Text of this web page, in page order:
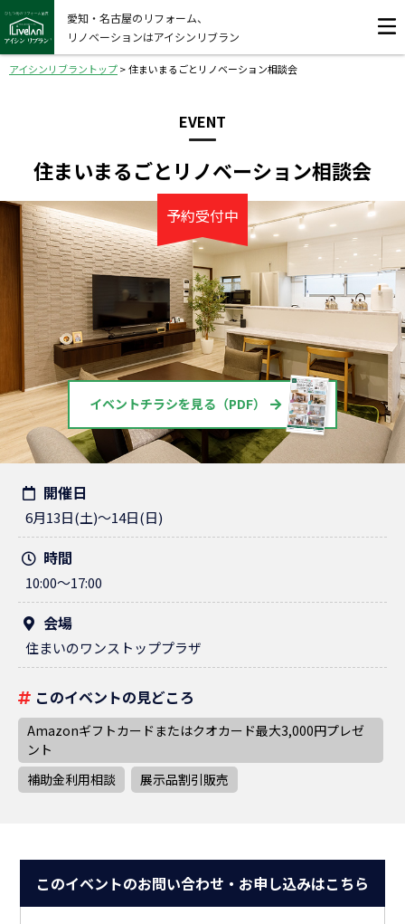
愛知・名古屋のリフォーム、
リノベーションはアイシンリブラン
アイシンリブラントップ>住まいまるごとリノベーション相談会
EVENT
住まいまるごとリノベーション相談会
予約受付中
イベントチラシを見る（PDF）
開催日
6月13日(土)～14日(日)
時間
10:00～17:00
会場
住まいのワンストッププラザ
このイベントの見どころ
Amazonギフトカードまたはクオカード最大3,000円プレゼ
ント
補助金利用相談
展示品割引販売
このイベントのお問い合わせ・お申し込みはこちら